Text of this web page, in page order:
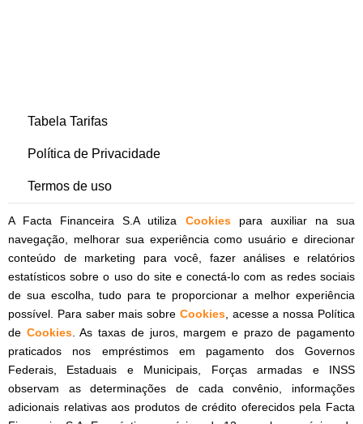
Tabela Tarifas
Política de Privacidade
Termos de uso
A Facta Financeira S.A utiliza Cookies
para auxiliar na sua
navegação, melhorar sua experiência como usuário e direcionar
conteúdo de marketing para você, fazer análises e relatórios
estatísticos sobre o uso do site e conectá-lo com as redes sociais
de sua escolha, tudo para te proporcionar a melhor experiência
possível. Para saber mais sobre Cookies, acesse a nossa Política
de Cookies. As taxas de juros, margem e prazo de pagamento
praticados nos empréstimos em pagamento dos Governos
Federais, Estaduais e Municipais, Forças armadas e INSS
observam as determinações de cada convênio, informações
adicionais relativas aos produtos de crédito oferecidos pela Facta